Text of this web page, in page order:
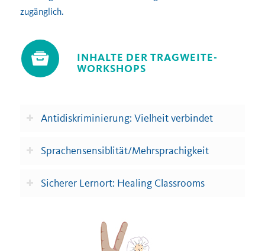
zugänglich.
INHALTE DER TRAGWEITE-
WORKSHOPS
Antidiskriminierung: Vielheit verbindet
Sprachensensiblität/Mehrsprachigkeit
Sicherer Lernort: Healing Classrooms